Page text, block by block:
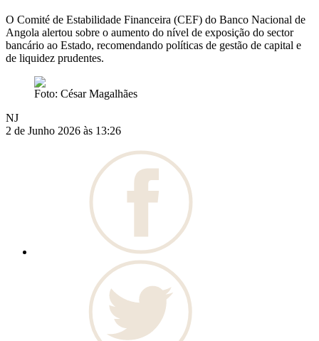
O Comité de Estabilidade Financeira (CEF) do Banco Nacional de
Angola alertou sobre o aumento do nível de exposição do sector
bancário ao Estado, recomendando políticas de gestão de capital e
de liquidez prudentes.
Foto: César Magalhães
NJ
2 de Junho 2026 às 13:26